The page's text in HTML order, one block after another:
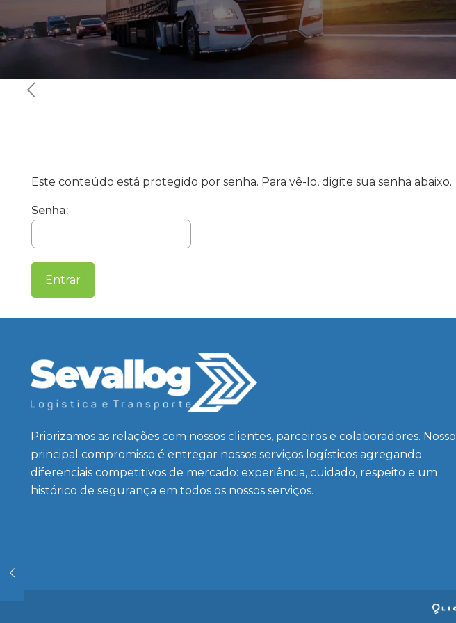
Este conteúdo está protegido por senha. Para vê-lo, digite sua senha abaixo.
Senha:
Priorizamos as relações com nossos clientes, parceiros e colaboradores. Nosso
principal compromisso é entregar nossos serviços logísticos agregando
diferenciais competitivos de mercado: experiência, cuidado, respeito e um
histórico de segurança em todos os nossos serviços.